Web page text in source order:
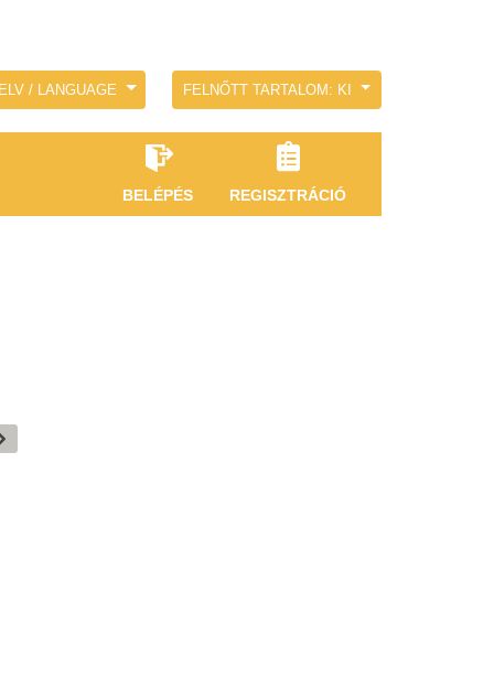
/ LANGUAGE FELNŐTT TARTALOM: KI
BELÉPÉS REGISZTRÁCIÓ